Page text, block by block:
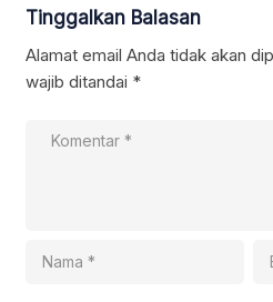
Tinggalkan Balasan
Alamat email Anda tidak akan
wajib ditandai *